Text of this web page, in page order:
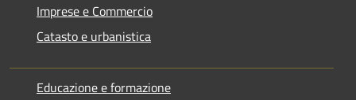
Imprese e Commercio
Catasto e urbanistica
Educazione e formazione